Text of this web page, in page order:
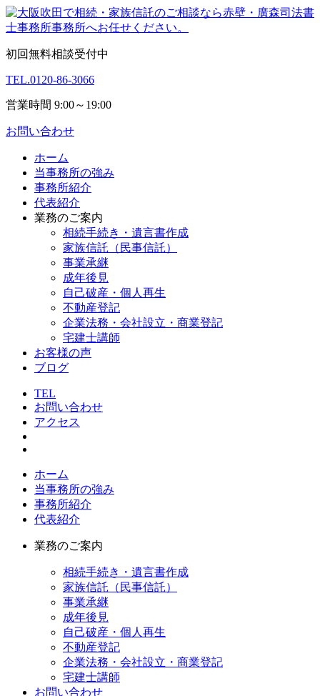
初回無料相談受付中
TEL.0120-86-3066
営業時間 9:00～19:00
お問い合わせ
ホーム
当事務所の強み
事務所紹介
代表紹介
業務のご案内
相続手続き・遺言書作成
家族信託（民事信託）
事業承継
成年後見
自己破産・個人再生
不動産登記
企業法務・会社設立・商業登記
宅建士講師
お客様の声
ブログ
TEL
お問い合わせ
アクセス
ホーム
当事務所の強み
事務所紹介
代表紹介
業務のご案内
相続手続き・遺言書作成
家族信託（民事信託）
事業承継
成年後見
自己破産・個人再生
不動産登記
企業法務・会社設立・商業登記
宅建士講師
お問い合わせ